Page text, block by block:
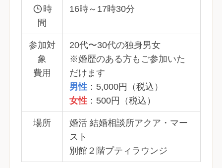
時
間
16時～17時30分
参加対
象
費用
20代〜30代の独身男女
※婚歴のある方もご参加いた
だけます
男性 ：5,000円（税込）
女性 ：500円（税込）
場所
婚活 結婚相談所アクア・マー
スト
別館２階プティラウンジ